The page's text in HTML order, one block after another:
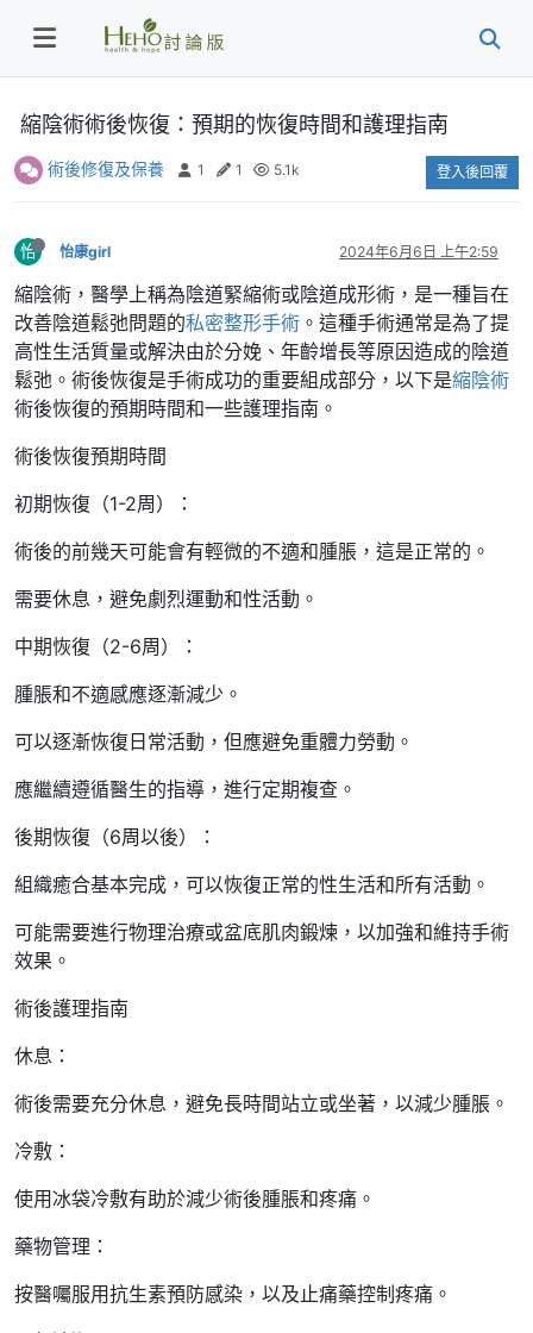
縮陰術術後恢復：預期的恢復時間和護理指南
術後修復及保養 1 1 5.1k 登入後回覆
怡 怡康girl 2024年6月6日 上午2:59
縮陰術，醫學上稱為陰道緊縮術或陰道成形術，是一種旨在
改善陰道鬆弛問題的私密整形手術 。這種手術通常是為了提
高性生活質量或解決由於分娩、年齡增長等原因造成的陰道
鬆弛。術後恢復是手術成功的重要組成部分，以下是縮陰術
術後恢復的預期時間和一些護理指南。
術後恢復預期時間
初期恢復（1-2周）：
術後的前幾天可能會有輕微的不適和腫脹，這是正常的。
需要休息，避免劇烈運動和性活動。
中期恢復（2-6周）：
腫脹和不適感應逐漸減少。
可以逐漸恢復日常活動，但應避免重體力勞動。
應繼續遵循醫生的指導，進行定期複查。
後期恢復（6周以後）：
組織癒合基本完成，可以恢復正常的性生活和所有活動。
可能需要進行物理治療或盆底肌肉鍛煉，以加強和維持手術
效果。
術後護理指南
休息：
術後需要充分休息，避免長時間站立或坐著，以減少腫脹。
冷敷：
使用冰袋冷敷有助於減少術後腫脹和疼痛。
藥物管理：
按醫囑服用抗生素預防感染，以及止痛藥控制疼痛。